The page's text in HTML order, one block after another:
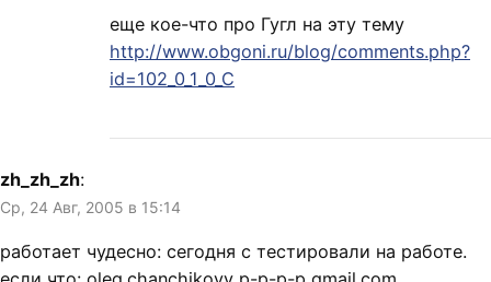
еще кое-что про Гугл на эту тему
http://www.obgoni.ru/blog/comments.php?
id=102_0_1_0_C
zh_zh_zh:
Ср, 24 Авг, 2005 в 15:14
работает чудесно: сегодня с тестировали на работе.